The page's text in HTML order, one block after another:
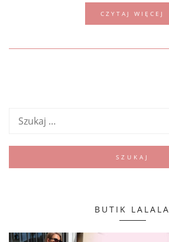
CZYTAJ WIĘCEJ
BUTIK LALALA